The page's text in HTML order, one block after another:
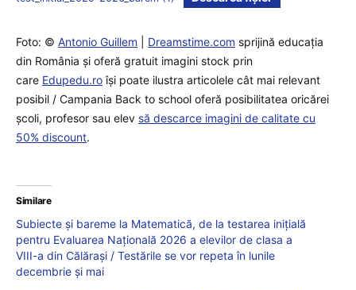
Foto: © Antonio Guillem Dreamstime.com sprijină educaţia
din România şi oferă gratuit imagini stock prin
care Edupedu.roîşi poate ilustra articolele cât mai relevant
posibil / Campania Back to school oferă posibilitatea oricărei
școli, profesor sau elev să descarce imagini de calitate cu
50% discount.
Similare
Subiecte și bareme la Matematică, de la testarea inițială
pentru Evaluarea Națională 2026 a elevilor de clasa a
VIII-a din Călărași / Testările se vor repeta în lunile
decembrie și mai